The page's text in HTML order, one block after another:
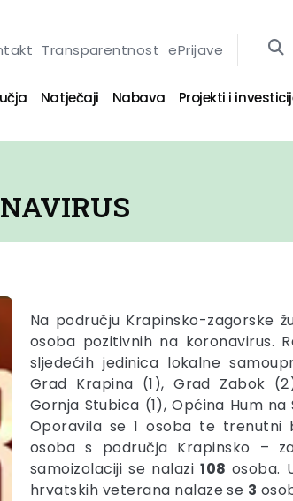
Transparentnost ePrijave
Natječaji Nabava Projekti i
Na području Krapinsko-zagorske
osoba pozitivnih na koronavirus.
sljedećih jedinica lokalne
Grad Krapina (1), Grad Zabok
Gornja Stubica (1), Općina Hum
Oporavila se 1 osoba te trenutni
osoba s područja Krapinsko –
samoizolaciji se nalazi108 osoba.
hrvatskih veterana nalaze se 3